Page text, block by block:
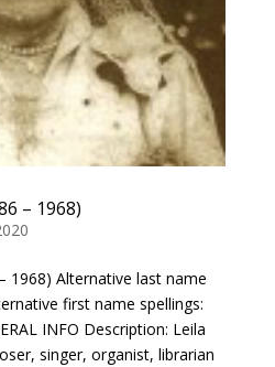
– 1968)
1968) Alternative last name
first name spellings:
INFO Description: Leila
singer, organist, librarian